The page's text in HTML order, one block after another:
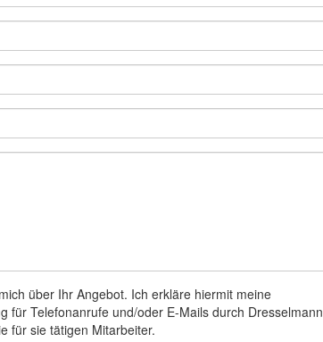
über Ihr Angebot. Ich erkläre hiermit meine
für Telefonanrufe und/oder E-Mails durch Dresselmann
für sie tätigen Mitarbeiter.